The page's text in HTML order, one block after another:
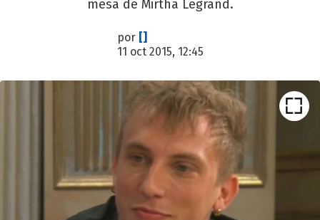
mesa de Mirtha Legrand.
por []
11 oct 2015, 12:45